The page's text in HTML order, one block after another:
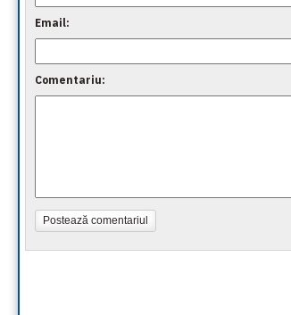
Email:
Comentariu:
Postează comentariul